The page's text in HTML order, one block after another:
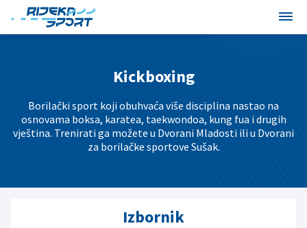
Kickboxing
Borilački sport koji obuhvaća više disciplina nastao na
osnovama boksa, karatea, taekwondoa, kung fua i drugih
vještina. Trenirati ga možete u Dvorani Mladosti ili u Dvorani
za borilačke sportove Sušak.
Izbornik